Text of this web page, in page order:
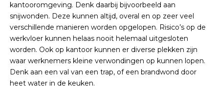
kantooromgeving. Denk daarbij bijvoorbeeld aan
snijwonden. Deze kunnen altijd, overal en op zeer veel
verschillende manieren worden opgelopen. Risico’s op de
werkvloer kunnen helaas nooit helemaal uitgesloten
worden. Ook op kantoor kunnen er diverse plekken zijn
waar werknemers kleine verwondingen op kunnen lopen.
Denk aan een val van een trap, of een brandwond door
heet water in de keuken.